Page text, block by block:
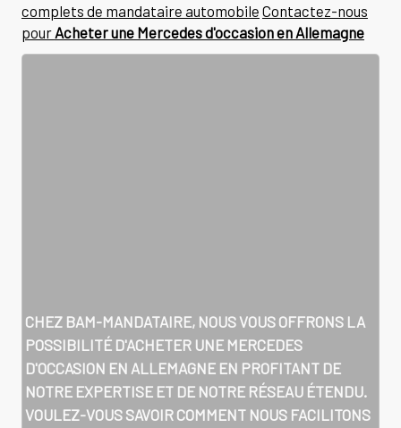
complets de mandataire automobile Contactez-nous
pour Acheter une Mercedes d'occasion en Allemagne
CHEZ BAM-MANDATAIRE, NOUS VOUS OFFRONS LA
POSSIBILITÉ D'ACHETER UNE MERCEDES
D'OCCASION EN ALLEMAGNE EN PROFITANT DE
NOTRE EXPERTISE ET DE NOTRE RÉSEAU ÉTENDU.
VOULEZ-VOUS SAVOIR COMMENT NOUS FACILITONS